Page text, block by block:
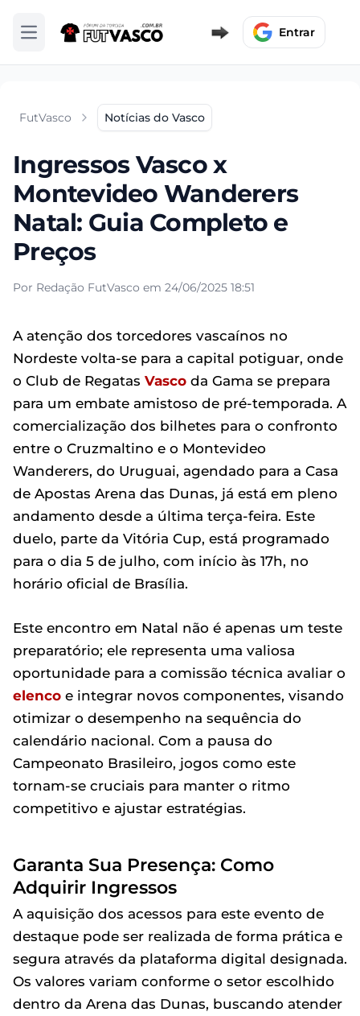
Abrir menu Entrar
FutVasco Notícias do Vasco
Ingressos Vasco x
Montevideo Wanderers
Natal: Guia Completo e
Preços
Por Redação FutVasco em 24/06/2025 18:51
A atenção dos torcedores vascaínos no
Nordeste volta-se para a capital potiguar, onde
o Club de Regatas Vasco da Gama se prepara
para um embate amistoso de pré-temporada. A
comercialização dos bilhetes para o confronto
entre o Cruzmaltino e o Montevideo
Wanderers, do Uruguai, agendado para a Casa
de Apostas Arena das Dunas, já está em pleno
andamento desde a última terça-feira. Este
duelo, parte da Vitória Cup, está programado
para o dia 5 de julho, com início às 17h, no
horário oficial de Brasília.
Este encontro em Natal não é apenas um teste
preparatório; ele representa uma valiosa
oportunidade para a comissão técnica avaliar o
elenco e integrar novos componentes, visando
otimizar o desempenho na sequência do
calendário nacional. Com a pausa do
Campeonato Brasileiro, jogos como este
tornam-se cruciais para manter o ritmo
competitivo e ajustar estratégias.
Garanta Sua Presença: Como
Adquirir Ingressos
A aquisição dos acessos para este evento de
destaque pode ser realizada de forma prática e
segura através da plataforma digital designada.
Os valores variam conforme o setor escolhido
dentro da Arena das Dunas, buscando atender